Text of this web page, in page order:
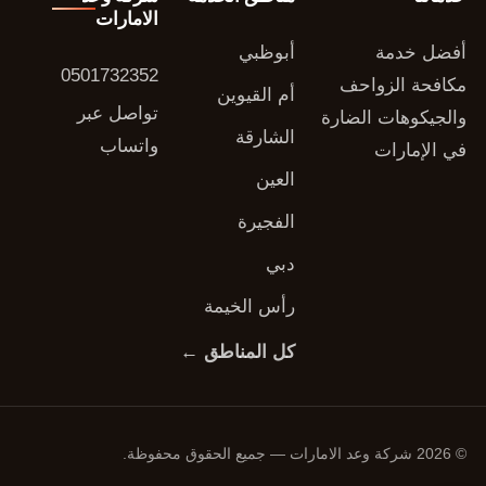
أفضل خدمة
مكافحة الزواحف
والجيكوهات الضارة
في الإمارات
أبوظبي
أم القيوين
الشارقة
العين
الفجيرة
دبي
رأس الخيمة
كل المناطق ←
الامارات
0501732352
تواصل عبر
واتساب
© 2026 شركة وعد الامارات — جميع الحقوق محفوظة.